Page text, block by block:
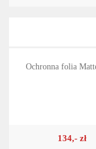
Ochronna folia
134,- zł